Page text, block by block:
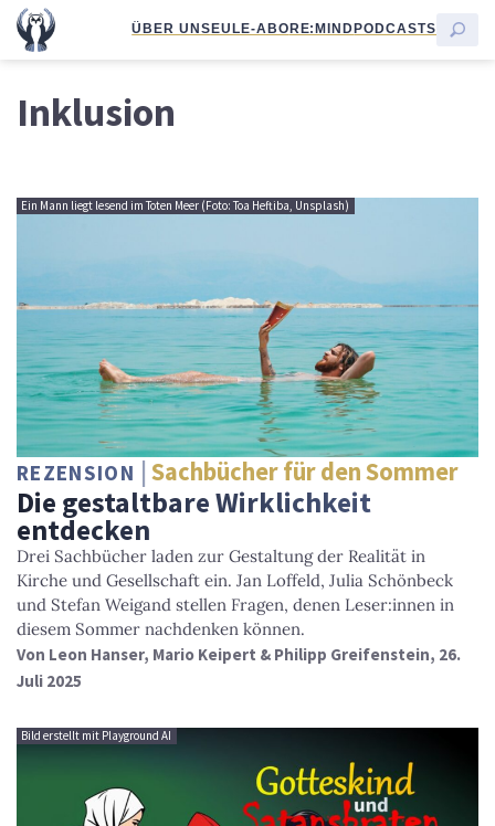
ÜBER UNSEULE-ABORE:MINDPODCASTS
Inklusion
Ein Mann liegt lesend im Toten Meer (Foto: Toa Heftiba, Unsplash)
REZENSION Sachbücher für den Sommer
Die gestaltbare Wirklichkeit
entdecken
Drei Sachbücher laden zur Gestaltung der Realität in
Kirche und Gesellschaft ein. Jan Loffeld, Julia Schönbeck
und Stefan Weigand stellen Fragen, denen Leser:innen in
diesem Sommer nachdenken können.
Von Leon Hanser, Mario Keipert & Philipp Greifenstein, 26.
Juli 2025
Bild erstellt mit Playground AI